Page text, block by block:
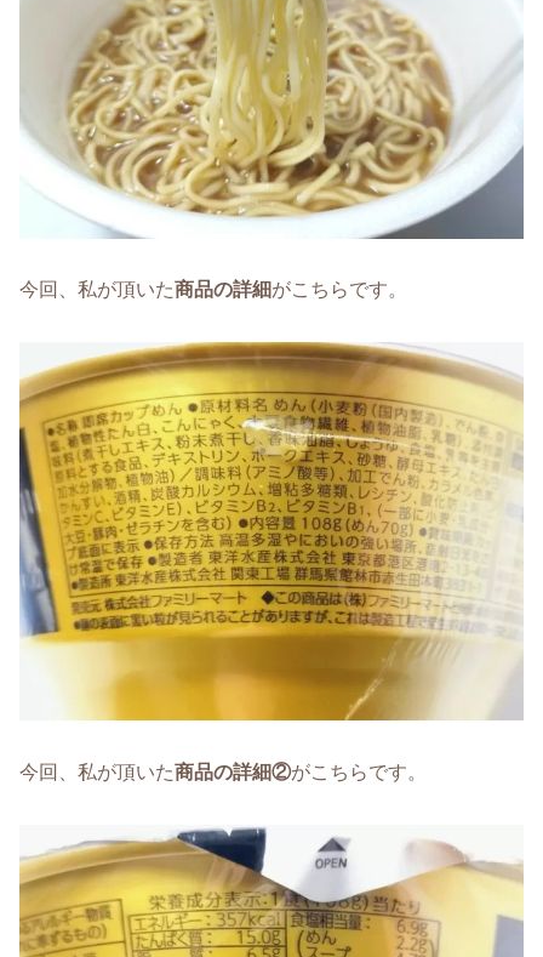
今回、私が頂いた商品の詳細がこちらです。
今回、私が頂いた商品の詳細②がこちらです。